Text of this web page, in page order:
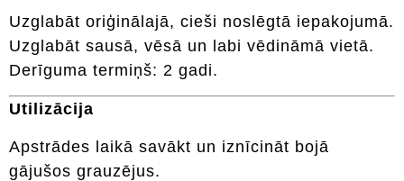
Uzglabāt oriģinālajā, cieši noslēgtā iepakojumā.
Uzglabāt sausā, vēsā un labi vēdināmā vietā.
Derīguma termiņš: 2 gadi.
Utilizācija
Apstrādes laikā savākt un iznīcināt bojā
gājušos grauzējus.